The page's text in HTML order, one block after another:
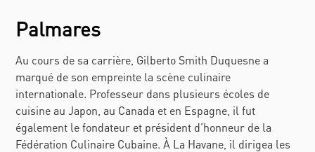
Palmares
Au cours de sa carrière, Gilberto Smith Duquesne a
marqué de son empreinte la scène culinaire
internationale. Professeur dans plusieurs écoles de
cuisine au Japon, au Canada et en Espagne, il fut
également le fondateur et président d’honneur de la
Fédération Culinaire Cubaine. À La Havane, il dirigea les